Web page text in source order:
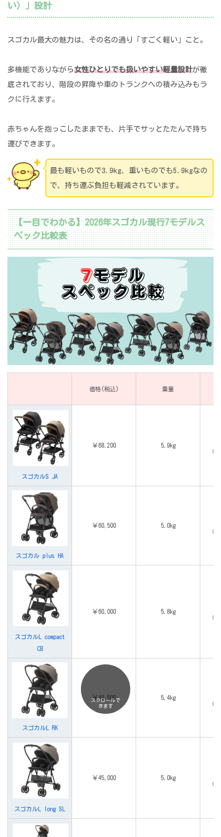
い）」設計
スゴカル最大の魅力は、その名の通り「すごく軽い」こと。
多機能でありながら女性ひとりでも扱いやすい軽量設計が徹
底されており、階段の昇降や車のトランクへの積み込みもラ
クに行えます。
赤ちゃんを抱っこしたままでも、片手でサッとたたんで持ち
運びできます。
最も軽いもので3.9kg、重いものでも5.9kgなの
で、持ち運ぶ負担も軽減されています。
【一目でわかる】2026年スゴカル現行7モデルス
ペック比較表
価格(税込) 重量
スゴカルS JA
￥68,200 5.9kg
（
スゴカル plus HA
￥60,500 5.0kg
（
スゴカルL compact
CB
￥60,000 5.8kg
（
スゴカルL RK
￥49,500 5.4kg
（
スゴカルL long SL
￥45,000 5.0kg
（
スクロールで
きます